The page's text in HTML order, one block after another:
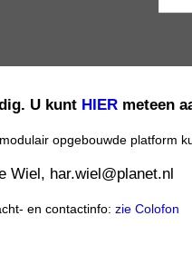
U kunt HIER meteen
opgebouwde platform
Wiel, har.wiel@planet.nl
en contactinfo: zie Colofon